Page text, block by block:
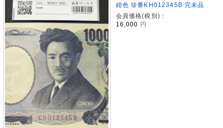
紺色 珍番KH012345B 完未品
会員価格(税別)：
16,000 円